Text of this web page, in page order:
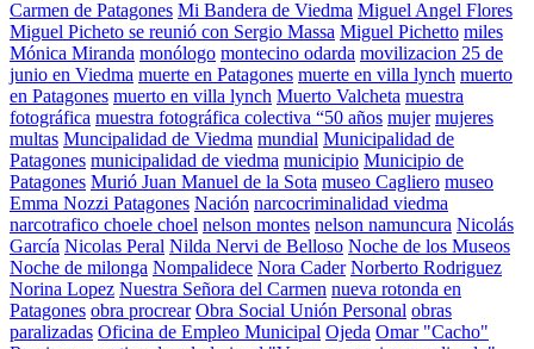
Carmen de Patagones Mi Bandera de Viedma Miguel Angel Flores
Miguel Picheto se reunió con Sergio Massa Miguel Pichetto miles
Mónica Miranda monólogo montecino odarda movilizacion 25 de
junio en Viedma muerte en Patagones muerte en villa lynch muerto
en Patagones muerto en villa lynch Muerto Valcheta muestra
fotográfica muestra fotográfica colectiva “50 años mujer mujeres
multas Muncipalidad de Viedma mundial Municipalidad de
Patagones municipalidad de viedma municipio Municipio de
Patagones Murió Juan Manuel de la Sota museo Cagliero museo
Emma Nozzi Patagones Nación narcocriminalidad viedma
narcotrafico choele choel nelson montes nelson namuncura Nicolás
García Nicolas Peral Nilda Nervi de Belloso Noche de los Museos
Noche de milonga Nompalidece Nora Cader Norberto Rodriguez
Norina Lopez Nuestra Señora del Carmen nueva rotonda en
Patagones obra procrear Obra Social Unión Personal obras
paralizadas Oficina de Empleo Municipal Ojeda Omar "Cacho"